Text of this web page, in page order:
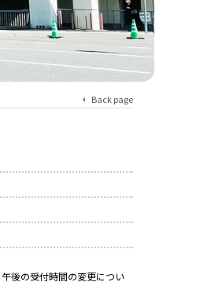
Back page
後の受付時間の変更につい